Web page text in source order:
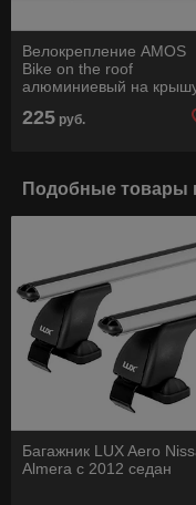
Велокрепление AMOS
Bike on the roof
алюминиевый на
225 руб.
Подобные товары
Багажник LUX Aero
Almera с 2012 седан